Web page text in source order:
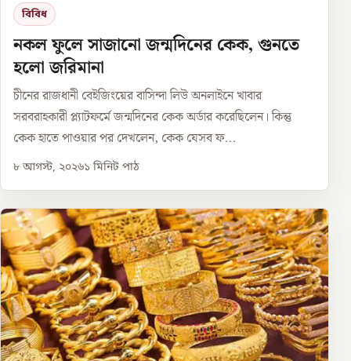
বিবিধ
নকল ফুলে সাজানো জন্মদিনের কেক, গুনতে
হলো জরিমানা
চীনের রাজধানী বেইজিংয়ের বাসিন্দা লিউ অনলাইনে খাবার
সরবরাহকারী প্ল্যাটফর্মে জন্মদিনের কেক অর্ডার করেছিলেন। কিন্তু
কেক হাতে পাওয়ার পর দেখলেন, কেক যেসব ফ...
৮ আগস্ট, ২০২৬১ মিনিট পাঠ